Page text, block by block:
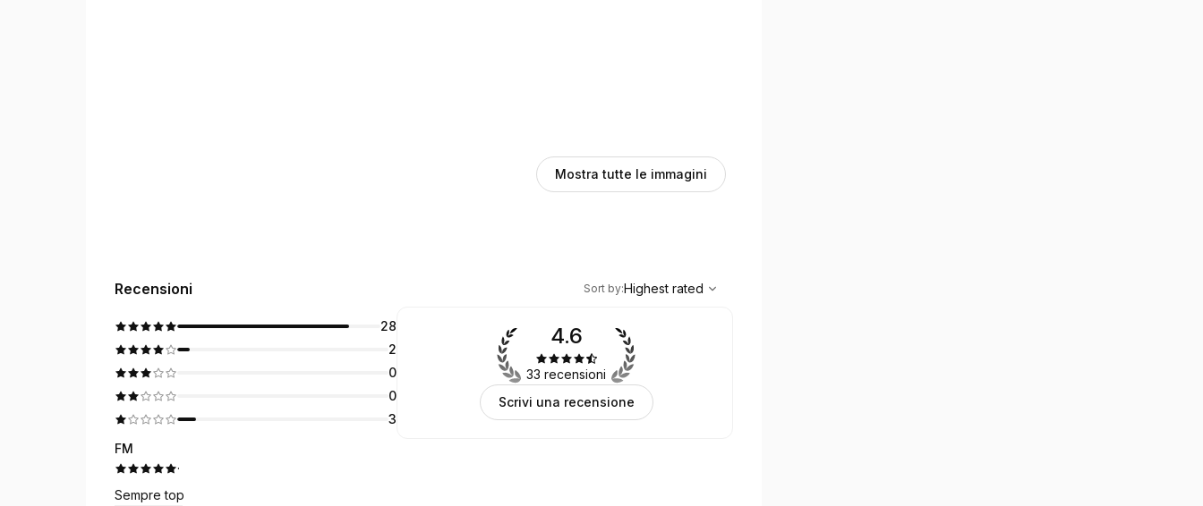
Mostra tutte le immagini
Recensioni
Highest rated
Sort by:Highest rated
28
2
0
0
3
4.6
33 recensioni
Scrivi una recensione
FM
·
Sempre top